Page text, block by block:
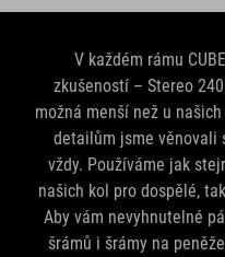
V každém rámu
zkušeností – Stereo
možná menší než u
detailům jsme věnovali
vždy. Používáme jak
našich kol pro dospělé,
Aby vám nevyhnutelné
šrámů i šrámy na